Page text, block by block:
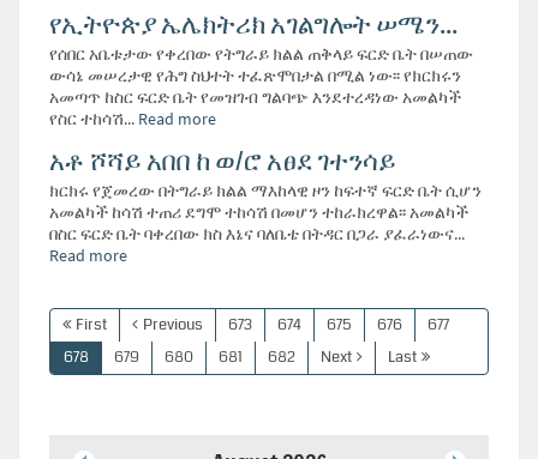
የኢትዮጵያ ኤሌክትሪክ አገልግሎት ሠሜን...
የሰበር አቤቱታው የቀረበው የትግራይ ክልል ጠቅላይ ፍርድ ቤት በሠጠው
ውሳኔ መሠረታዊ የሕግ ስህተት ተፈጽሞበታል በሚል ነው፡፡ የክርክሩን
አመጣጥ ከስር ፍርድ ቤት የመዝገብ ግልባጭ እንደተረዳነው አመልካች
የስር ተከሳሽ... Read more
አቶ ሾሻይ አበበ ከ ወ/ሮ አፀደ ገተንሳይ
ክርክሩ የጀመረው በትግራይ ክልል ማእከላዊ ዞን ከፍተኛ ፍርድ ቤት ሲሆን
አመልካች ከሳሽ ተጠሪ ደግሞ ተከሳሽ በመሆን ተከራክረዋል፡፡ አመልካች
በስር ፍርድ ቤት ባቀረበው ክስ እኔና ባለቤቴ በትዳር በጋራ ያፈራነውና...
Read more
First Previous 673 674 675 676
677
678
679 680 681 682 Next Last